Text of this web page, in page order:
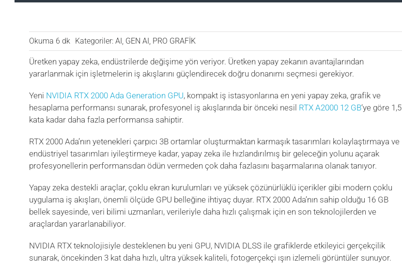
Okuma 6 dk Kategoriler: AI , GEN AI , PRO GRAFİK
Üretken yapay zeka, endüstrilerde değişime yön veriyor. Üretken yapay zekanın avantajlarından
yararlanmak için işletmelerin iş akışlarını güçlendirecek doğru donanımı seçmesi gerekiyor.
Yeni NVIDIA RTX 2000 Ada Generation GPU, kompakt iş istasyonlarına en yeni yapay zeka, grafik ve
hesaplama performansı sunarak, profesyonel iş akışlarında bir önceki nesil RTX A2000 12 GB‘ye göre 1,5
kata kadar daha fazla performansa sahiptir.
RTX 2000 Ada’nın yetenekleri çarpıcı 3B ortamlar oluşturmaktan karmaşık tasarımları kolaylaştırmaya ve
endüstriyel tasarımları iyileştirmeye kadar, yapay zeka ile hızlandırılmış bir geleceğin yolunu açarak
profesyonellerin performansdan ödün vermeden çok daha fazlasını başarmalarına olanak tanıyor.
Yapay zeka destekli araçlar, çoklu ekran kurulumları ve yüksek çözünürlüklü içerikler gibi modern çoklu
uygulama iş akışları, önemli ölçüde GPU belleğine ihtiyaç duyar. RTX 2000 Ada’nın sahip olduğu 16 GB
bellek sayesinde, veri bilimi uzmanları, verileriyle daha hızlı çalışmak için en son teknolojilerden ve
araçlardan yararlanabiliyor.
NVIDIA RTX teknolojisiyle desteklenen bu yeni GPU, NVIDIA DLSS ile grafiklerde etkileyici gerçekçilik
sunarak, öncekinden 3 kat daha hızlı, ultra yüksek kaliteli, fotogerçekçi ışın izlemeli görüntüler sunuyor.